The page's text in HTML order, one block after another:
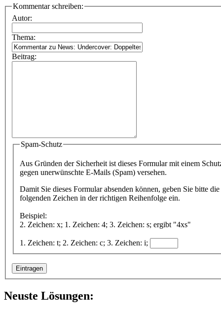
Kommentar schreiben:
Autor:
Thema:
Beitrag:
Spam-Schutz
Aus Gründen der Sicherheit ist dieses Formular mit einem
gegen unerwünschte E-Mails (Spam) versehen.
Damit Sie dieses Formular absenden können, geben Sie bitte die
folgenden Zeichen in der richtigen Reihenfolge ein.
Beispiel:
2. Zeichen: x; 1. Zeichen: 4; 3. Zeichen: s; ergibt "4xs"
1. Zeichen: t; 2. Zeichen: c; 3. Zeichen: i;
Neuste Lösungen: